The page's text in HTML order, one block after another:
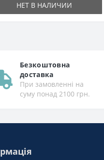
НЕТ В НАЛИЧИИ
Безкоштовна
доставка
При замовленні на
суму понад 2100 грн.